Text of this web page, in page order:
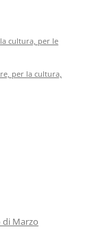
cultura, per le
per la cultura,
Marzo